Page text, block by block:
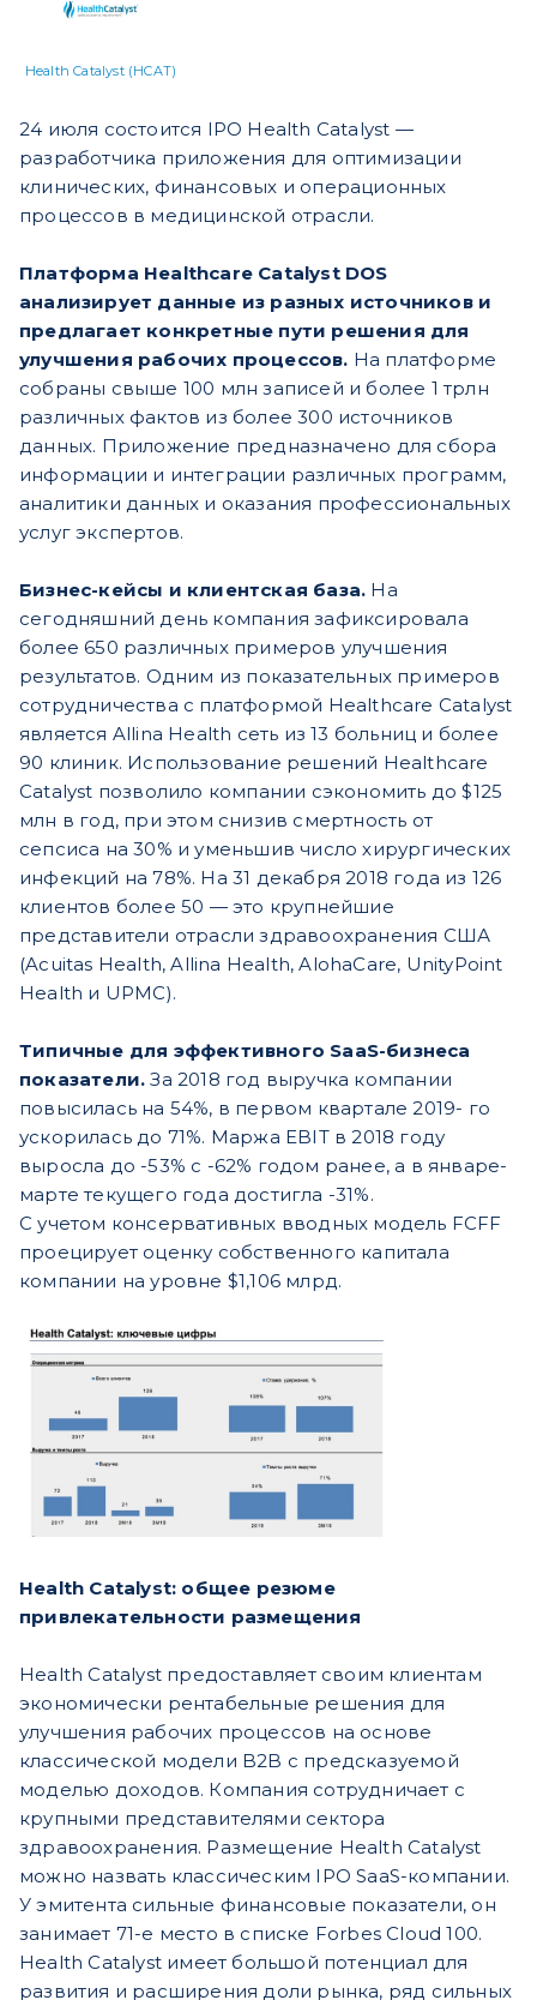
Health Catalyst (HCAT)
24 июля состоится IPO Health Catalyst —
разработчика приложения для оптимизации
клинических, финансовых и операционных
процессов в медицинской отрасли.
Платформа Healthcare Catalyst DOS
анализирует данные из разных источников и
предлагает конкретные пути решения для
улучшения рабочих процессов. На платформе
собраны свыше 100 млн записей и более 1 трлн
различных фактов из более 300 источников
данных. Приложение предназначено для сбора
информации и интеграции различных программ,
аналитики данных и оказания профессиональных
услуг экспертов.
Бизнес-кейсы и клиентская база. На
сегодняшний день компания зафиксировала
более 650 различных примеров улучшения
результатов. Одним из показательных примеров
сотрудничества с платформой Healthcare Catalyst
является Allina Health сеть из 13 больниц и более
90 клиник. Использование решений Healthcare
Catalyst позволило компании сэкономить до $125
млн в год, при этом снизив смертность от
сепсиса на 30% и уменьшив число хирургических
инфекций на 78%. На 31 декабря 2018 года из 126
клиентов более 50 — это крупнейшие
представители отрасли здравоохранения США
(Acuitas Health, Allina Health, AlohaCare, UnityPoint
Health и UPMC).
Типичные для эффективного SaaS-бизнеса
показатели.За 2018 год выручка компании
повысилась на 54%, в первом квартале 2019- го
ускорилась до 71%. Маржа EBIT в 2018 году
выросла до -53% с -62% годом ранее, а в январе-
марте текущего года достигла -31%.
C учетом консервативных вводных модель FCFF
проецирует оценку собственного капитала
компании на уровне $1,106 млрд.
Health Catalyst: общее резюме
привлекательности размещения
Health Catalyst предоставляет своим клиентам
экономически рентабельные решения для
улучшения рабочих процессов на основе
классической модели B2B с предсказуемой
моделью доходов. Компания сотрудничает с
крупными представителями сектора
здравоохранения. Размещение Health Catalyst
можно назвать классическим IPO SaaS-компании.
У эмитента сильные финансовые показатели, он
занимает 71-е место в списке Forbes Cloud 100.
Health Catalyst имеет большой потенциал для
развития и расширения доли рынка, ряд сильных